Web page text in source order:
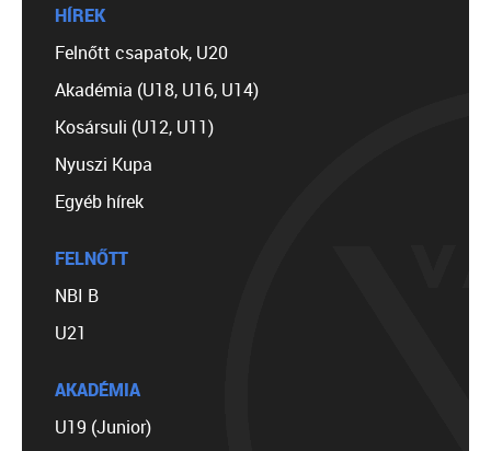
HÍREK
Felnőtt csapatok, U20
Akadémia (U18, U16, U14)
Kosársuli (U12, U11)
Nyuszi Kupa
Egyéb hírek
FELNŐTT
NBI B
U21
AKADÉMIA
U19 (Junior)